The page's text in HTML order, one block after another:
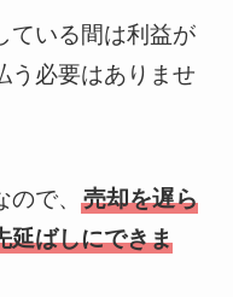
ている間は利益が
う必要はありませ
で、 売却を遅ら
延ばしにできま